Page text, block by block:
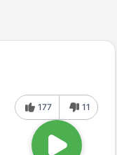
177 11